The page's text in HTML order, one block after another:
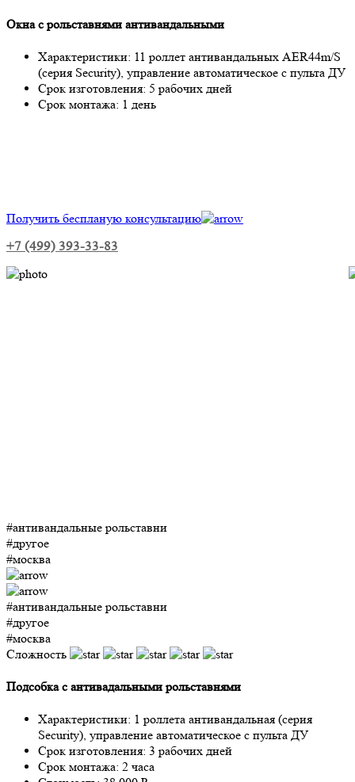
Окна с рольставнями антивандальными
Характеристики: 11 роллет антивандальных AER44m/S
(серия Security), управление автоматическое с пульта ДУ
Срок изготовления: 5 рабочих дней
Срок монтажа: 1 день
Получить беспланую консультацию
+7 (499) 393-33-83
#антивандальные рольставни
#другое
#москва
#антивандальные рольставни
#другое
#москва
Сложность
Подсобка с антивадальными рольставнями
Характеристики: 1 роллета антивандальная (серия
Security), управление автоматическое с пульта ДУ
Срок изготовления: 3 рабочих дней
Срок монтажа: 2 часа